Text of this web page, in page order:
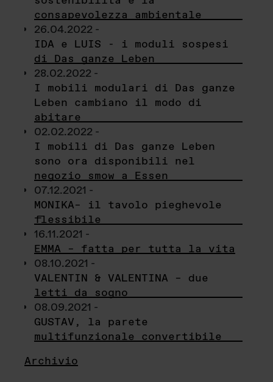
consapevolezza ambientale
26.04.2022 -
IDA e LUIS - i moduli sospesi
di Das ganze Leben
28.02.2022 -
I mobili modulari di Das ganze
Leben cambiano il modo di
abitare
02.02.2022 -
I mobili di Das ganze Leben
sono ora disponibili nel
negozio smow a Essen
07.12.2021 -
MONIKA– il tavolo pieghevole
flessibile
16.11.2021 -
EMMA – fatta per tutta la vita
08.10.2021 -
VALENTIN & VALENTINA – due
letti da sogno
08.09.2021 -
GUSTAV, la parete
multifunzionale convertibile
Archivio